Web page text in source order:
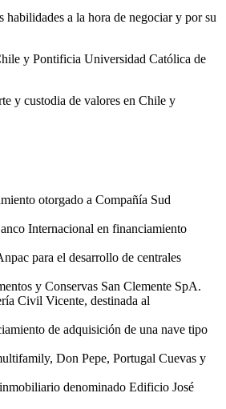
habilidades a la hora de negociar y por su
y Pontificia Universidad Católica de
y custodia de valores en Chile y
otorgado a Compañía Sud
Internacional en financiamiento
para el desarrollo de centrales
y Conservas San Clemente SpA.
Civil Vicente, destinada al
de adquisición de una nave tipo
Don Pepe, Portugal Cuevas y
denominado Edificio José